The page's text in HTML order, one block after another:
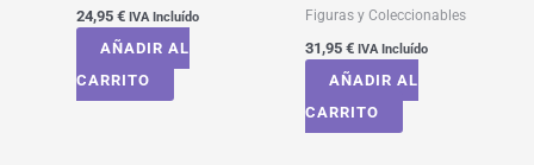
24,95 € IVA Incluído
AÑADIR AL
CARRITO
Figuras y Coleccionables
31,95 € IVA Incluído
AÑADIR AL
CARRITO